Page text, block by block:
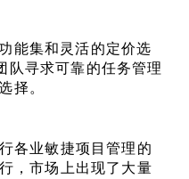
能集和灵活的定价选
队寻求可靠的任务管理
择。
各业敏捷项目管理的
，市场上出现了大量